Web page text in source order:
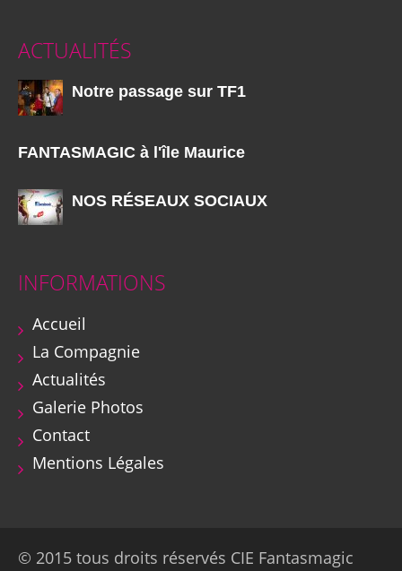
ACTUALITÉS
Notre passage sur TF1
FANTASMAGIC à l'île Maurice
NOS RÉSEAUX SOCIAUX
INFORMATIONS
Accueil
La Compagnie
Actualités
Galerie Photos
Contact
Mentions Légales
© 2015 tous droits réservés CIE Fantasmagic